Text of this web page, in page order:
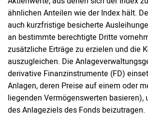
ähnlichen Anteilen wie der Index hält.
auch kurzfristige besicherte
an bestimmte berechtigte Dritte
zusätzliche Erträge zu erzielen und die
auszugleichen. Die
derivative Finanzinstrumente (FD)
Anlagen, deren Preise auf einem oder
liegenden Vermögenswerten basieren),
des Anlageziels des Fonds beizutragen.